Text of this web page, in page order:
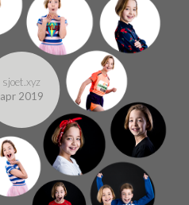
sjoet.xyz
apr 2019